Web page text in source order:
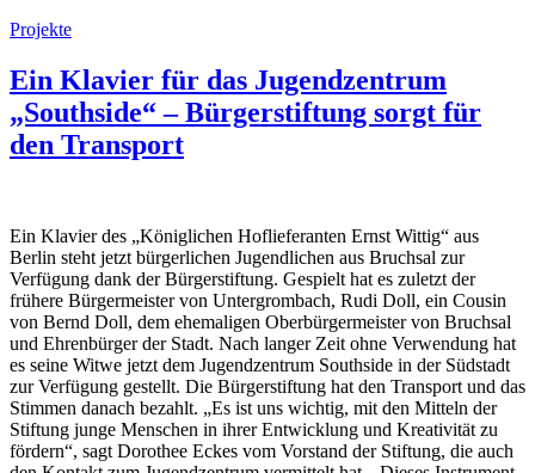
Projekte
Ein Klavier für das Jugendzentrum
„Southside“ – Bürgerstiftung sorgt für
den Transport
Ein Klavier des „Königlichen Hoflieferanten Ernst Wittig“ aus
Berlin steht jetzt bürgerlichen Jugendlichen aus Bruchsal zur
Verfügung dank der Bürgerstiftung. Gespielt hat es zuletzt der
frühere Bürgermeister von Untergrombach, Rudi Doll, ein Cousin
von Bernd Doll, dem ehemaligen Oberbürgermeister von Bruchsal
und Ehrenbürger der Stadt. Nach langer Zeit ohne Verwendung hat
es seine Witwe jetzt dem Jugendzentrum Southside in der Südstadt
zur Verfügung gestellt. Die Bürgerstiftung hat den Transport und das
Stimmen danach bezahlt. „Es ist uns wichtig, mit den Mitteln der
Stiftung junge Menschen in ihrer Entwicklung und Kreativität zu
fördern“, sagt Dorothee Eckes vom Vorstand der Stiftung, die auch